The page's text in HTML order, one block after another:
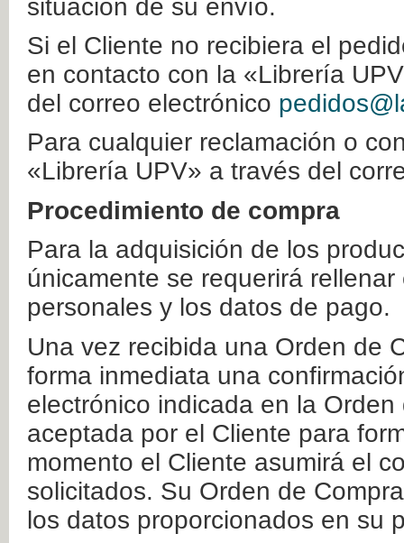
situación de su envío.
Si el Cliente no recibiera el
en contacto con la «Librería
del correo electrónico
Para cualquier reclamación o
«Librería UPV» a través del
Procedimiento de compra
Para la adquisición de los
únicamente se requerirá
personales y los datos de pago.
Una vez recibida una Orden de
forma inmediata una
electrónico indicada en la
aceptada por el Cliente para
momento el Cliente asumirá el
solicitados. Su Orden de
los datos proporcionados en su